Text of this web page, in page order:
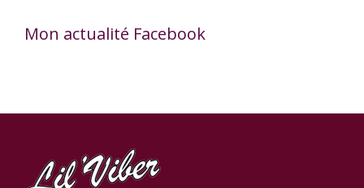
Mon actualité Facebook